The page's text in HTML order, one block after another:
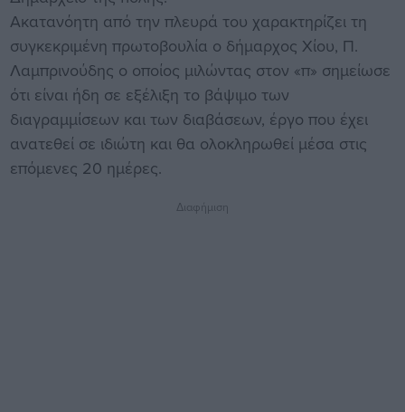
Ακατανόητη από την πλευρά του χαρακτηρίζει τη
συγκεκριμένη πρωτοβουλία ο δήμαρχος Χίου, Π.
Λαμπρινούδης ο οποίος μιλώντας στον «π» σημείωσε
ότι είναι ήδη σε εξέλιξη το βάψιμο των
διαγραμμίσεων και των διαβάσεων, έργο που έχει
ανατεθεί σε ιδιώτη και θα ολοκληρωθεί μέσα στις
επόμενες 20 ημέρες.
Διαφήμιση